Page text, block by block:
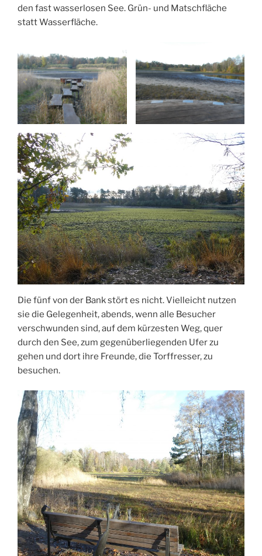
den fast wasserlosen See. Grün- und Matschfläche
statt Wasserfläche.
Die fünf von der Bank stört es nicht. Vielleicht nutzen
sie die Gelegenheit, abends, wenn alle Besucher
verschwunden sind, auf dem kürzesten Weg, quer
durch den See, zum gegenüberliegenden Ufer zu
gehen und dort ihre Freunde, die Torffresser, zu
besuchen.